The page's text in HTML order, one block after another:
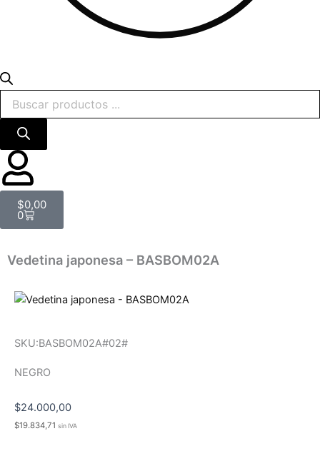
$0,00
0
Carrito
Vedetina japonesa – BASBOM02A
SKU:BASBOM02A#02#
NEGRO
$24.000,00
$19.834,71 sin IVA